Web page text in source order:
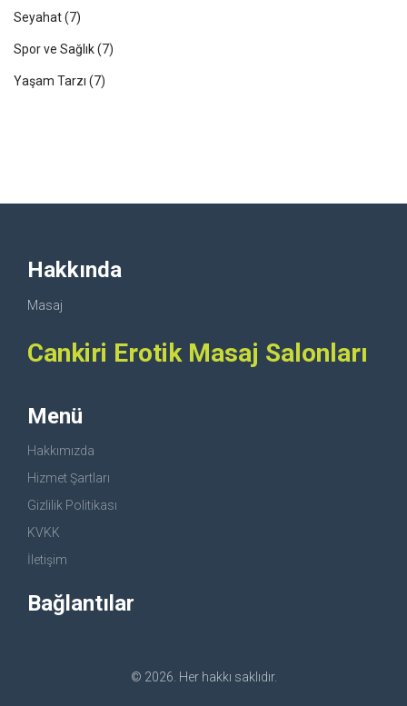
Seyahat(7)
Spor ve Sağlık(7)
Yaşam Tarzı (7)
Hakkında
Masaj
Cankiri Erotik Masaj Salonları
Menü
Hakkımızda
Hizmet Şartları
Gizlilik Politikası
KVKK
İletişim
Bağlantılar
© 2026. Her hakkı saklıdır.